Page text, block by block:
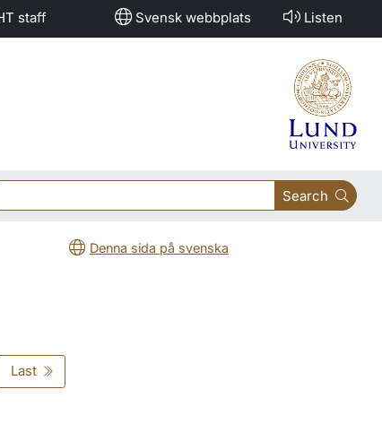
staff Svensk webbplats Listen
Search
Denna sida på svenska
Last